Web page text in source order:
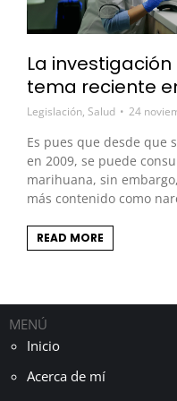
La
tema reciente
Legislación, Salud 24
Es pues que desde que
en 2009, se puede
marihuana, sin
más contenido como
READ MORE
MENÚ
Inicio
Acerca de mí